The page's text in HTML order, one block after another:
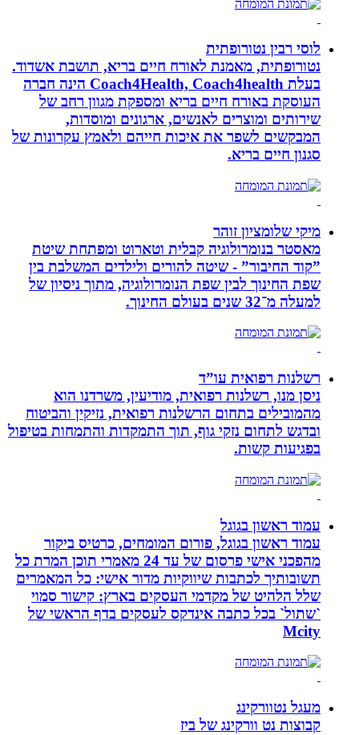
לוסי רבין נטורופתית
נטורופתית, מאמנת לאורח חיים בריא, תושבת אשדוד.
בעלת Coach4Health, Coach4health הינה חברה
העוסקת באורח חיים בריא ומספקת מגוון רחב של
שירותים ומוצרים לאנשים, ארגונים ומוסדות,
המבקשים לשפר את איכות חייהם ולאמץ עקרונות של
סגנון חיים בריא.
מיקי שלומציון זוהר
מאסטר בנומרולוגיה קבלית וטארוט ומפתחת שיטת
”קוד החיבור” - שיטה להורים ולילדים המשלבת בין
שפת החינוך לבין שפת הנומרולוגיה, מתוך ניסיון של
למעלה מ־32 שנים בעולם החינוך.
רשלנות רפואית עו”ד
ניסן מנו, רשלנות רפואית, מודיעין, משרדנו הוא
מהמובילים בתחום הרשלנות רפואית, נזיקין והביטוח
ובדגש לתחום נזקי גוף, תוך התמקדות והתמחות בטיפול
בפגיעות קשות.
עמוד ראשון בגוגל
עמוד ראשון בגוגל, פורום המומחים, כרטיס ביקור
מהפכני אישי פרסום של עד 24 מאמרי תוכן המרת כל
תשובותיך לכתבות שיווקיות מדור אישי: כל המאמרים
שלל הלהיט של מקדמי העסקים בארץ: קישור סמוי
`שתול` בכל כתבה אינדקס לעסקים בדף הראשי של
Mcity
מעגל נטוורקינג
קבוצות נט וורקינג של ביז